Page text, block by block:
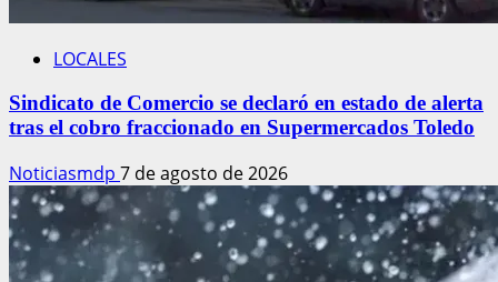
LOCALES
Sindicato de Comercio se declaró en estado de alerta
tras el cobro fraccionado en Supermercados Toledo
Noticiasmdp 7 de agosto de 2026